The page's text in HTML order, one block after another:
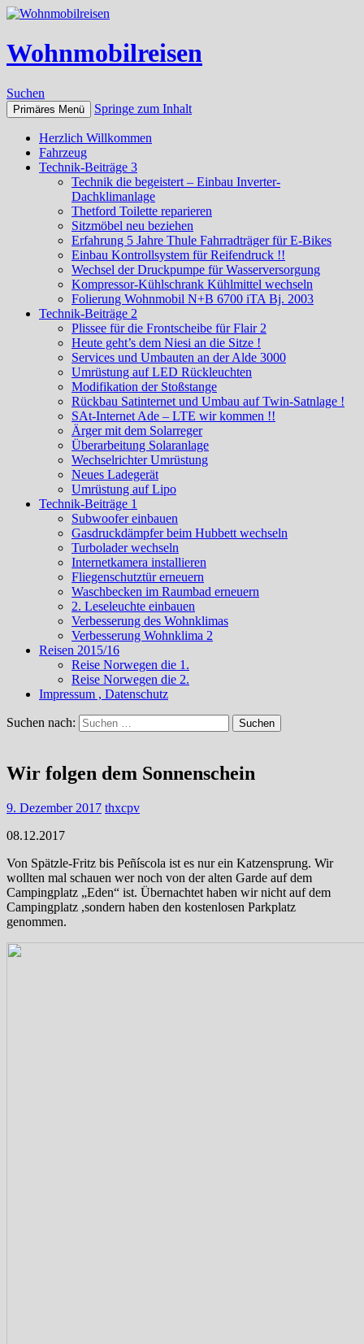
Wohnmobilreisen
Suchen
Primäres Menü Springe zum Inhalt
Herzlich Willkommen
Fahrzeug
Technik-Beiträge 3
Technik die begeistert – Einbau Inverter-
Dachklimanlage
Thetford Toilette reparieren
Sitzmöbel neu beziehen
Erfahrung 5 Jahre Thule Fahrradträger für E-Bikes
Einbau Kontrollsystem für Reifendruck !!
Wechsel der Druckpumpe für Wasserversorgung
Kompressor-Kühlschrank Kühlmittel wechseln
Folierung Wohnmobil N+B 6700 iTA Bj. 2003
Technik-Beiträge 2
Plissee für die Frontscheibe für Flair 2
Heute geht’s dem Niesi an die Sitze !
Services und Umbauten an der Alde 3000
Umrüstung auf LED Rückleuchten
Modifikation der Stoßstange
Rückbau Satinternet und Umbau auf Twin-Satnlage !
SAt-Internet Ade – LTE wir kommen !!
Ärger mit dem Solarreger
Überarbeitung Solaranlage
Wechselrichter Umrüstung
Neues Ladegerät
Umrüstung auf Lipo
Technik-Beiträge 1
Subwoofer einbauen
Gasdruckdämpfer beim Hubbett wechseln
Turbolader wechseln
Internetkamera installieren
Fliegenschutztür erneuern
Waschbecken im Raumbad erneuern
2. Leseleuchte einbauen
Verbesserung des Wohnklimas
Verbesserung Wohnklima 2
Reisen 2015/16
Reise Norwegen die 1.
Reise Norwegen die 2.
Impressum , Datenschutz
Suchen nach:
Wir folgen dem Sonnenschein
9. Dezember 2017 thxcpv
08.12.2017
Von Spätzle-Fritz bis Peñíscola ist es nur ein Katzensprung. Wir
wollten mal schauen wer noch von der alten Garde auf dem
Campingplatz „Eden“ ist. Übernachtet haben wir nicht auf dem
Campingplatz ,sondern haben den kostenlosen Parkplatz
genommen.